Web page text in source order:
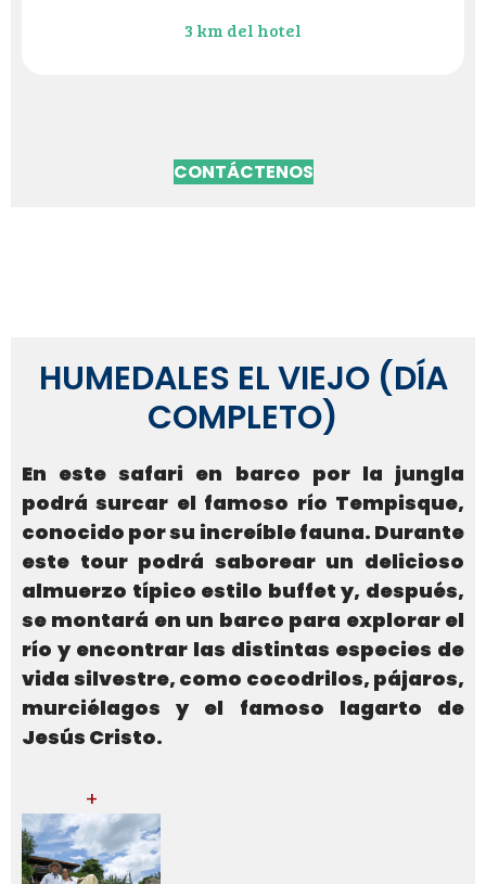
3 km del hotel
CONTÁCTENOS
HUMEDALES EL VIEJO (DÍA
COMPLETO)
En este safari en barco por la jungla
podrá surcar el famoso río Tempisque,
conocido por su increíble fauna. Durante
este tour podrá saborear un delicioso
almuerzo típico estilo buffet y, después,
se montará en un barco para explorar el
río y encontrar las distintas especies de
vida silvestre, como cocodrilos, pájaros,
murciélagos y el famoso lagarto de
Jesús Cristo.
+